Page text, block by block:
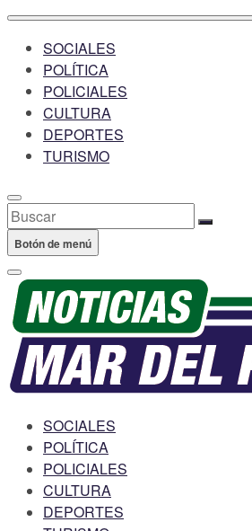
SOCIALES
POLÍTICA
POLICIALES
CULTURA
DEPORTES
TURISMO
Buscar
Botón de menú
SOCIALES
POLÍTICA
POLICIALES
CULTURA
DEPORTES